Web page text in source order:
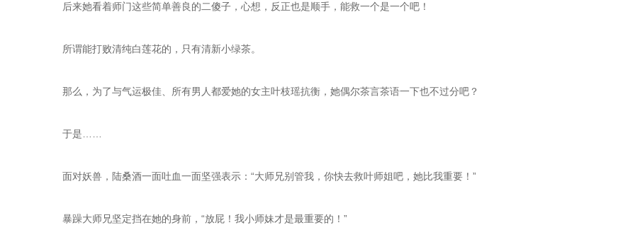
后来她看着师门这些简单善良的二傻子，心想，反正也是顺手，能救一个是一个吧！
所谓能打败清纯白莲花的，只有清新小绿茶。
那么，为了与气运极佳、所有男人都爱她的女主叶枝瑶抗衡，她偶尔茶言茶语一下也不过分吧？
于是……
面对妖兽，陆桑酒一面吐血一面坚强表示：“大师兄别管我，你快去救叶师姐吧，她比我重要！”
暴躁大师兄坚定挡在她的身前，“放屁！我小师妹才是最重要的！”